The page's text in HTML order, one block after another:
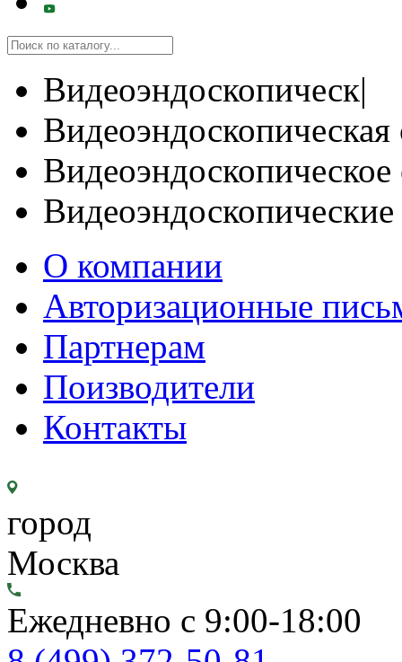
Видеоэндоскопическ|
Видеоэндоскопическая
О компании
Авторизационные
Партнерам
Поизводители
Контакты
город
Москва
Ежедневно с 9:00-18:00